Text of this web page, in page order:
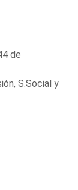
de
S.Social y